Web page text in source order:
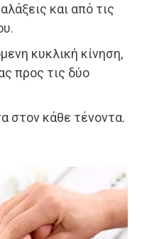
και από τις
κυκλική κίνηση,
προς τις δύο
στον κάθε τένοντα.